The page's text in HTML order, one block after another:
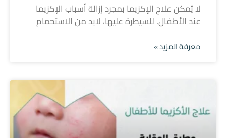
لا يُمكن علاج الإكزيما بمجرد إزالة أسباب الإكزيما
عند الأطفال. للسيطرة عليها، لابد من الاستحمام
معرفة المزيد »